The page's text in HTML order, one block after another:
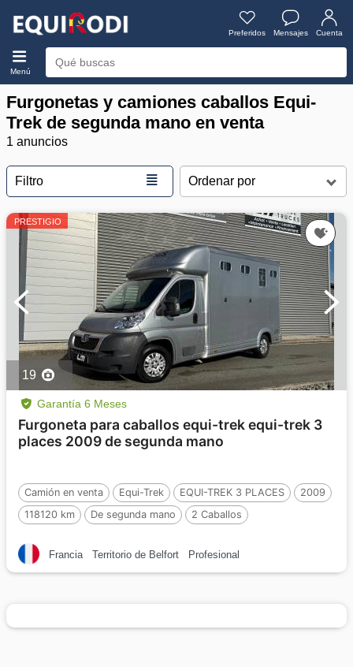
Preferidos Mensajes Cuenta
Menú
Furgonetas y camiones caballos Equi-
Trek de segunda mano en venta
1 anuncios
Filtro ≣
PRESTIGIO
19
Garantía 6 Meses
Furgoneta para caballos equi-trek equi-trek 3
places 2009 de segunda mano
Camión en venta Equi-Trek EQUI-TREK 3 PLACES
2009
118120 km
De segunda mano 2 Caballos
Francia Territorio de Belfort Profesional